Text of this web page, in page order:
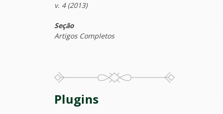
v. 4 (2013)
Seção
Artigos Completos
Plugins